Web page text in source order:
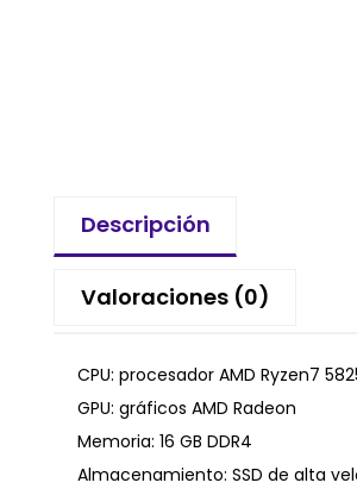
Descripción
Valoraciones (0)
CPU: procesador AMD Ryzen7
GPU: gráficos AMD Radeon
Memoria: 16 GB DDR4
Almacenamiento: SSD de alta